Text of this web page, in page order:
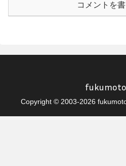
コメントを
Copyright © 2003-2026